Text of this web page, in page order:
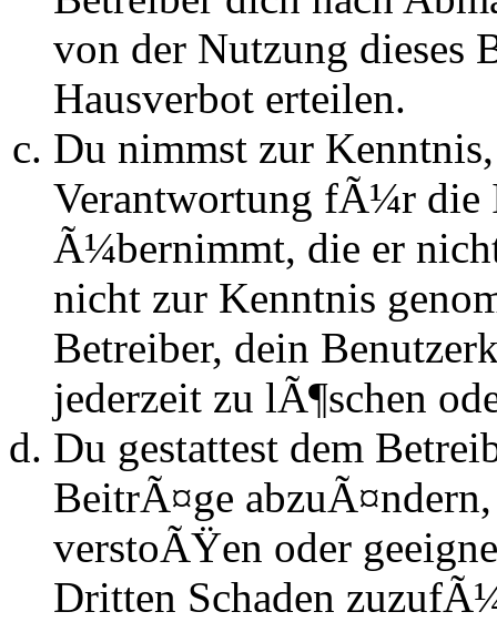
von der Nutzung dieses
Hausverbot erteilen.
Du nimmst zur
Verantwortung fÃ¼r die
Ã¼bernimmt, die er
nicht zur Kenntnis
Betreiber, dein
jederzeit zu lÃ¶schen
Du gestattest dem
BeitrÃ¤ge
verstoÃŸen oder
Dritten Schaden